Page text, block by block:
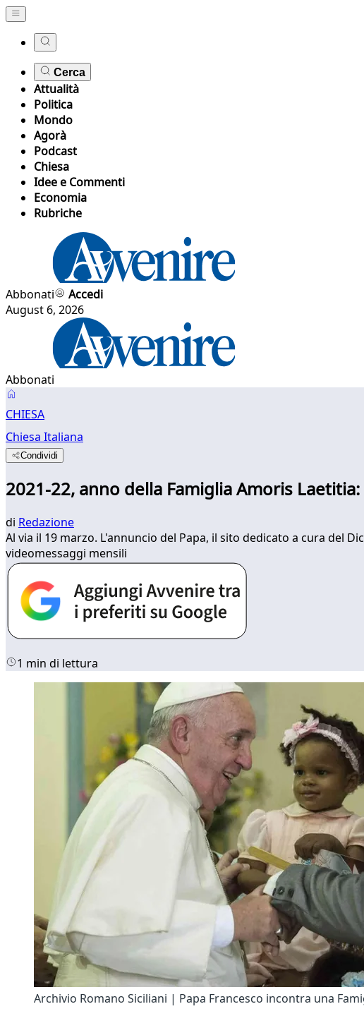
Cerca
Attualità
Politica
Mondo
Agorà
Podcast
Chiesa
Idee e Commenti
Economia
Rubriche
Abbonati
Accedi
August 6, 2026
Abbonati
CHIESA
Chiesa Italiana
Condividi
2021-22, anno della Famiglia Amoris
di Redazione
Al via il 19 marzo. L'annuncio del Papa, il sito dedicato a cura del
videomessaggi mensili
1 min di lettura
Archivio Romano Siciliani | Papa Francesco incontra una